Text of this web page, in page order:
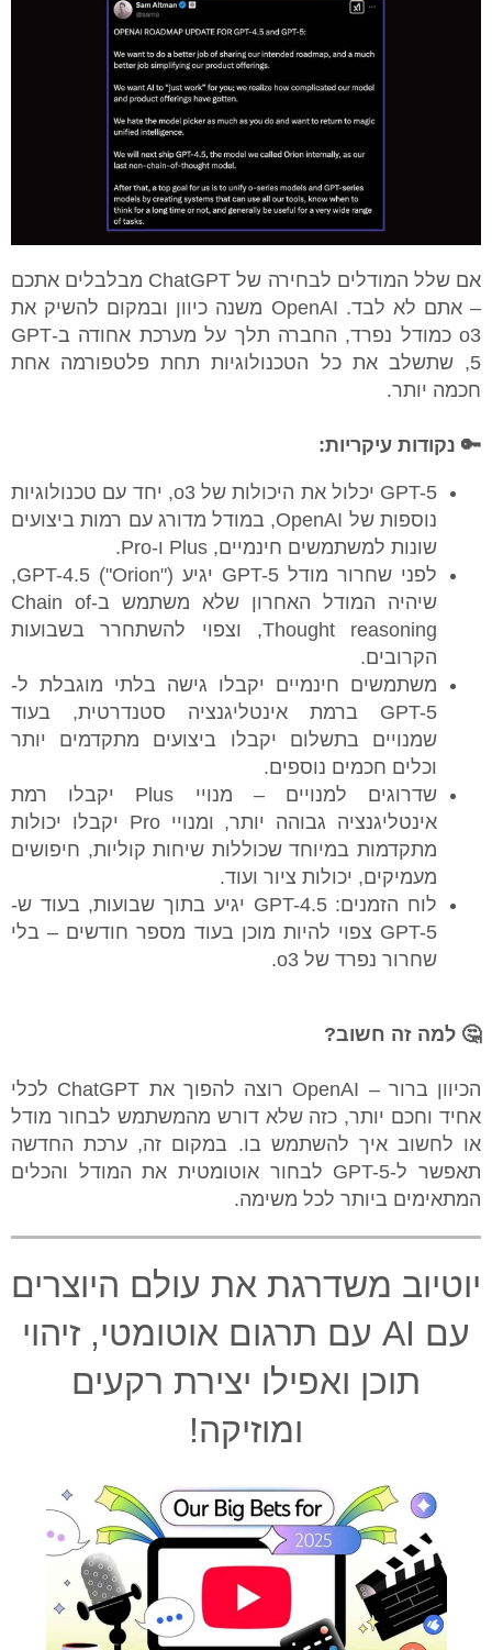
אם שלל המודלים לבחירה של ChatGPT מבלבלים אתכם
– אתם לא לבד.
OpenAI משנה כיוון ובמקום להשיק את
o3 כמודל נפרד, החברה תלך על מערכת אחודה ב-GPT
5, שתשלב את כל הטכנולוגיות תחת פלטפורמה אחת
חכמה יותר.
🔑 נקודות עיקריות:
GPT-5 יכלול את היכולות של o3, יחד עם טכנולוגיות
נוספות של OpenAI, במודל מדורג עם רמות ביצועים
שונות למשתמשים חינמיים, Plus ו-Pro.
לפני שחרור מודל GPT-5 יגיע GPT-4.5 ("Orion"),
שיהיה המודל האחרון שלא משתמש ב-Chain of
Thought reasoning, וצפוי להשתחרר בשבועות
הקרובים.
משתמשים חינמיים יקבלו גישה בלתי מוגבלת ל-
GPT-5 ברמת אינטליגנציה סטנדרטית, בעוד
שמנויים בתשלום יקבלו ביצועים מתקדמים יותר
וכלים חכמים נוספים.
שדרוגים למנויים – מנויי Plus יקבלו רמת
אינטליגנציה גבוהה יותר, ומנויי Pro יקבלו יכולות
מתקדמות במיוחד שכוללות שיחות קוליות, חיפושים
מעמיקים, יכולות ציור ועוד.
לוח הזמנים: GPT-4.5 יגיע בתוך שבועות, בעוד ש-
GPT-5 צפוי להיות מוכן בעוד מספר חודשים – בלי
שחרור נפרד של o3.
🤔 למה זה חשוב?
הכיוון ברור – OpenAI רוצה להפוך את ChatGPT לכלי
אחיד וחכם יותר, כזה שלא דורש מהמשתמש לבחור מודל
או לחשוב איך להשתמש בו. במקום זה, ערכת החדשה
תאפשר ל-GPT-5 לבחור אוטומטית את המודל והכלים
המתאימים ביותר לכל משימה.
יוטיוב משדרגת את עולם היוצרים
עם AI עם תרגום אוטומטי, זיהוי
תוכן ואפילו יצירת רקעים
ומוזיקה!